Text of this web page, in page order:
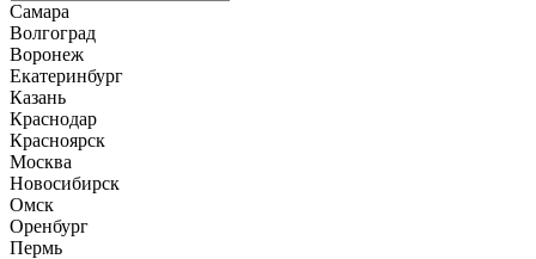
Самара
Волгоград
Воронеж
Екатеринбург
Казань
Краснодар
Красноярск
Москва
Новосибирск
Омск
Оренбург
Пермь